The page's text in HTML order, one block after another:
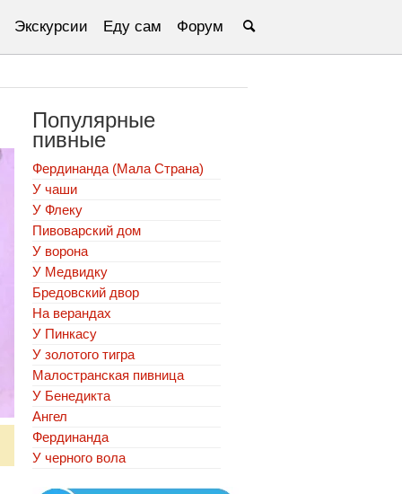
Экскурсии Еду сам Форум
Популярные
пивные
Фердинанда (Мала Страна)
У чаши
У Флеку
Пивоварский дом
У ворона
У Медвидку
Бредовский двор
На верандах
У Пинкасу
У золотого тигра
Малостранская пивница
У Бенедикта
Ангел
Фердинанда
У черного вола